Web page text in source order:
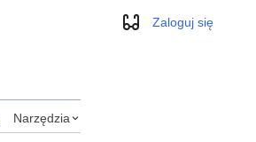
WyglądZaloguj się
Narzędzia